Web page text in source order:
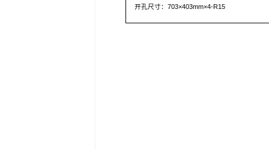
开孔尺寸：703×403mm×4-R15